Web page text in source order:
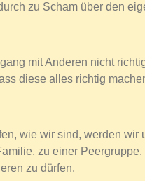
zu Scham über den
mit Anderen nicht
diese alles richtig
wie wir sind, werden wir
zu einer
zu dürfen.